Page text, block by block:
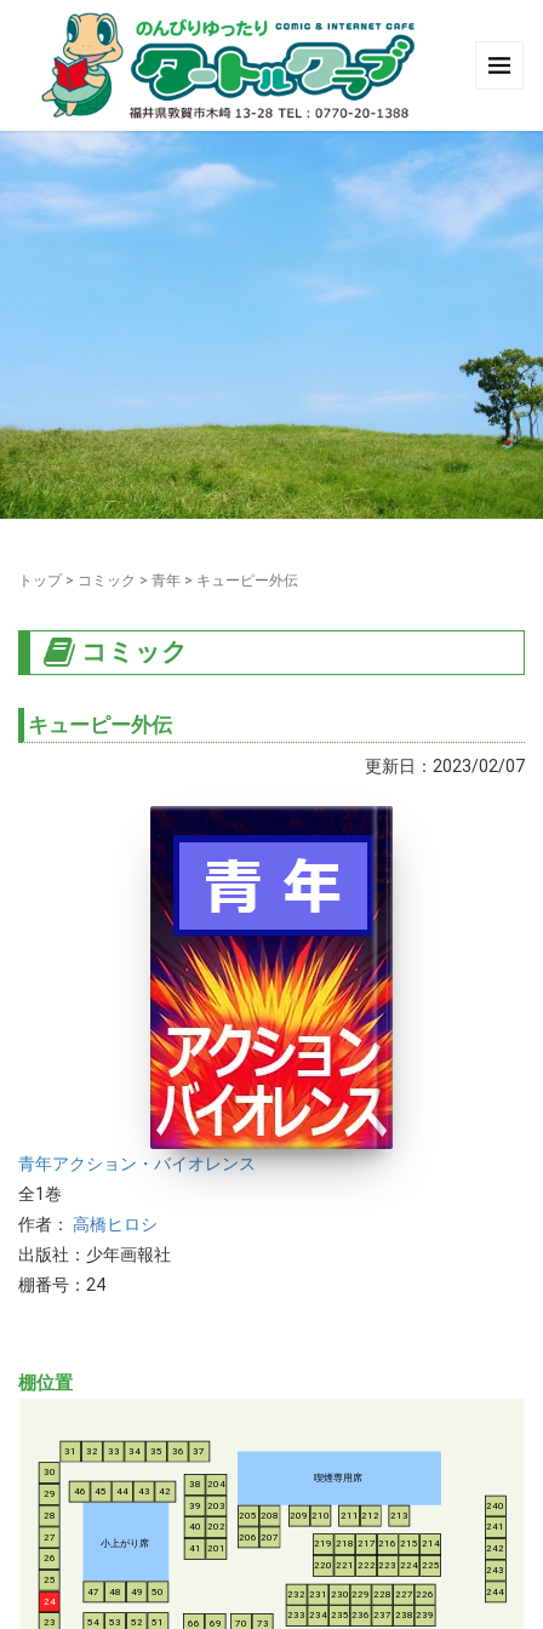
トップ> コミック > 青年 > キューピー外伝
コミック
キューピー外伝
更新日：2023/02/07
青年アクション・バイオレンス
全1巻
作者： 高橋ヒロシ
出版社：少年画報社
棚番号：24
棚位置
小上がり席
喫煙専用席
23
24
25
26
27
28
29
30
31 32 33 34 35 36 37
38
39
40
41
42
43
44
45
46
47 48 49 50
51
52
53
54 66 69 70 73
201
202
203
204
205
206 207
208 209 210 211 212 213
214
215
216
217
218
219
220 221 222 223 224 225
226
227
228
229
230
231
232
233 234 235 236 237 238 239
240
241
242
243
244